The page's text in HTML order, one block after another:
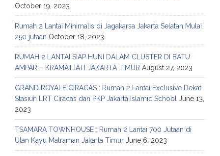
October 19, 2023
Rumah 2 Lantai Minimalis di Jagakarsa Jakarta Selatan Mulai
250 jutaan October 18, 2023
RUMAH 2 LANTAI SIAP HUNI DALAM CLUSTER DI BATU
AMPAR – KRAMATJATI JAKARTA TIMUR August 27, 2023
GRAND ROYALE CIRACAS : Rumah 2 Lantai Exclusive Dekat
Stasiun LRT Ciracas dan PKP Jakarta Islamic School June 13,
2023
TSAMARA TOWNHOUSE : Rumah 2 Lantai 700 Jutaan di
Utan Kayu Matraman Jakarta Timur June 6, 2023